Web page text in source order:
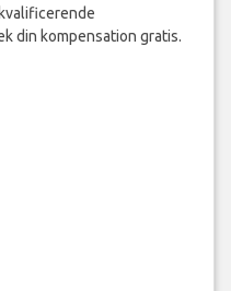
din kompensation gratis.